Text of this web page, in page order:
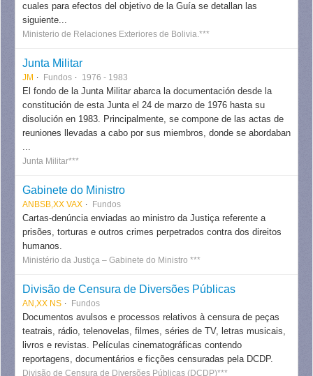
cuales para efectos del objetivo de la Guía se detallan las
siguiente...
Ministerio de Relaciones Exteriores de Bolivia.***
Junta Militar
JM Fundos 1976 - 1983
El fondo de la Junta Militar abarca la documentación desde la
constitución de esta Junta el 24 de marzo de 1976 hasta su
disolución en 1983. Principalmente, se compone de las actas de
reuniones llevadas a cabo por sus miembros, donde se abordaban
...
Junta Militar***
Gabinete do Ministro
ANBSB,XX VAX Fundos
Cartas-denúncia enviadas ao ministro da Justiça referente a
prisões, torturas e outros crimes perpetrados contra dos direitos
humanos.
Ministério da Justiça – Gabinete do Ministro ***
Divisão de Censura de Diversões Públicas
AN,XX NS Fundos
Documentos avulsos e processos relativos à censura de peças
teatrais, rádio, telenovelas, filmes, séries de TV, letras musicais,
livros e revistas. Películas cinematográficas contendo
reportagens, documentários e ficções censuradas pela DCDP.
Divisão de Censura de Diversões Públicas (DCDP)***